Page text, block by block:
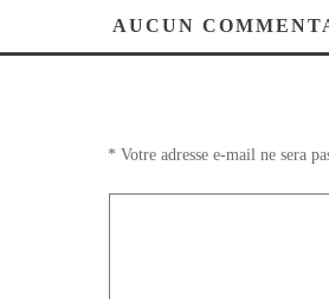
AUCUN
Votre adresse e-mail ne sera
*